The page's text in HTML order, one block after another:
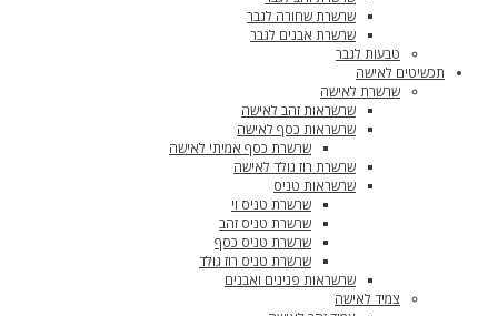
שרשרת שחורה לגבר
שרשרת אבנים לגבר
טבעות לגבר
תכשיטים לאישה
שרשרת לאישה
שרשראות זהב לאישה
שרשראות כסף לאישה
שרשרת כסף אמיתי לאישה
שרשרת רוז גולד לאישה
שרשראות טניס
שרשרת טניס וי
שרשרת טניס זהב
שרשרת טניס כסף
שרשרת טניס רוז גולד
שרשראות פנינים ואבנים
צמיד לאישה